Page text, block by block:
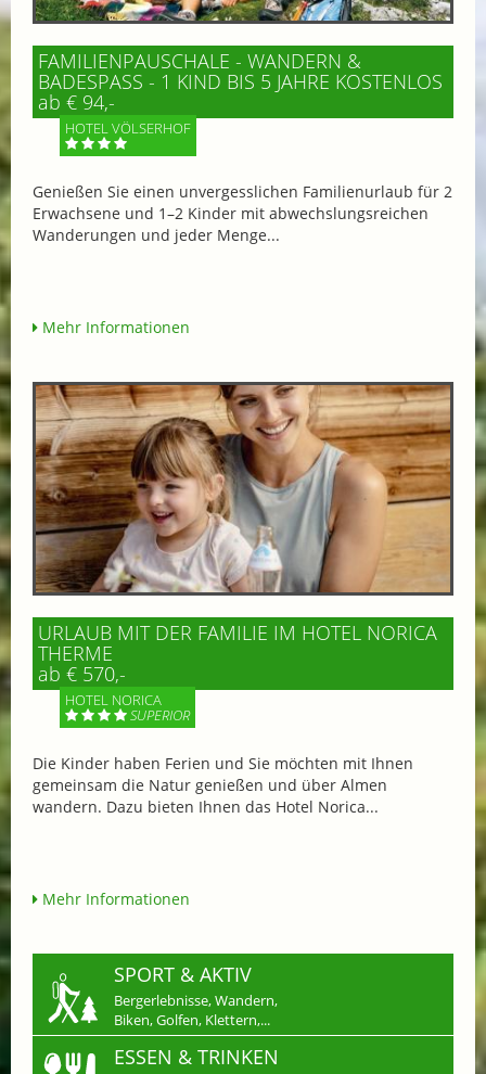
FAMILIENPAUSCHALE - WANDERN &
BADESPASS - 1 KIND BIS 5 JAHRE KOSTENLOS
ab € 94,-
HOTEL VÖLSERHOF
Genießen Sie einen unvergesslichen Familienurlaub für 2
Erwachsene und 1–2 Kinder mit abwechslungsreichen
Wanderungen und jeder Menge...
Mehr Informationen
URLAUB MIT DER FAMILIE IM HOTEL NORICA
THERME
ab € 570,-
HOTEL NORICA
SUPERIOR
Die Kinder haben Ferien und Sie möchten mit Ihnen
gemeinsam die Natur genießen und über Almen
wandern. Dazu bieten Ihnen das Hotel Norica...
Mehr Informationen
SPORT & AKTIV
Bergerlebnisse, Wandern,
Biken, Golfen, Klettern,...
ESSEN & TRINKEN